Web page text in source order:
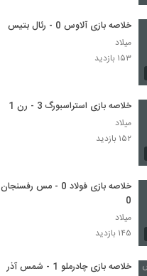
خلاصه بازی آلاوس 0 - رئال بتیس 0
میلاد
۱۵۳ بازدید
خلاصه بازی استراسبورگ 3 - رن 1
میلاد
۱۵۲ بازدید
خلاصه بازی فولاد 0 - مس رفسنجان
0
میلاد
۱۴۵ بازدید
خلاصه بازی چادرملو 1 - شمس آذر 1